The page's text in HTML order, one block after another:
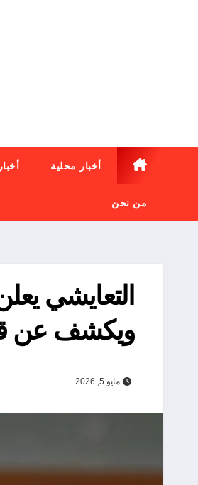
أخبار محلية
من نحن
التعايشي
ويكشف عن
مايو 5, 2026